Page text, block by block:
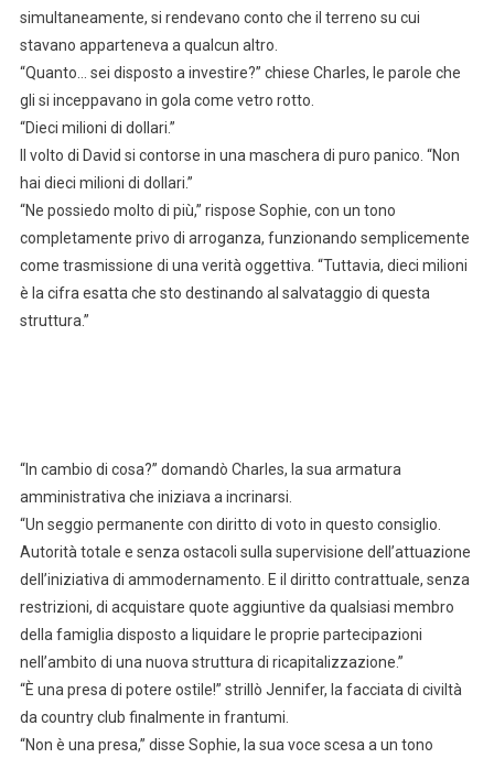
simultaneamente, si rendevano conto che il terreno su cui
stavano apparteneva a qualcun altro.
“Quanto… sei disposto a investire?” chiese Charles, le parole che
gli si inceppavano in gola come vetro rotto.
“Dieci milioni di dollari.”
Il volto di David si contorse in una maschera di puro panico. “Non
hai dieci milioni di dollari.”
“Ne possiedo molto di più,” rispose Sophie, con un tono
completamente privo di arroganza, funzionando semplicemente
come trasmissione di una verità oggettiva. “Tuttavia, dieci milioni
è la cifra esatta che sto destinando al salvataggio di questa
struttura.”
“In cambio di cosa?” domandò Charles, la sua armatura
amministrativa che iniziava a incrinarsi.
“Un seggio permanente con diritto di voto in questo consiglio.
Autorità totale e senza ostacoli sulla supervisione dell’attuazione
dell’iniziativa di ammodernamento. E il diritto contrattuale, senza
restrizioni, di acquistare quote aggiuntive da qualsiasi membro
della famiglia disposto a liquidare le proprie partecipazioni
nell’ambito di una nuova struttura di ricapitalizzazione.”
“È una presa di potere ostile!” strillò Jennifer, la facciata di civiltà
da country club finalmente in frantumi.
“Non è una presa,” disse Sophie, la sua voce scesa a un tono